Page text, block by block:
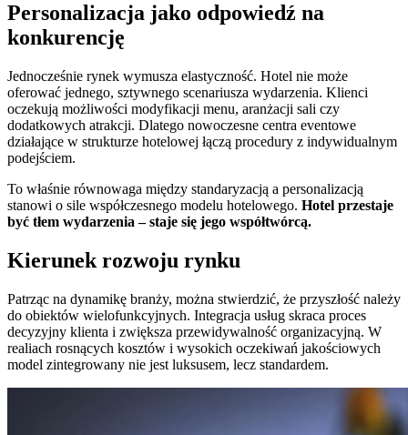
Personalizacja jako odpowiedź na
konkurencję
Jednocześnie rynek wymusza elastyczność. Hotel nie może
oferować jednego, sztywnego scenariusza wydarzenia. Klienci
oczekują możliwości modyfikacji menu, aranżacji sali czy
dodatkowych atrakcji. Dlatego nowoczesne centra eventowe
działające w strukturze hotelowej łączą procedury z indywidualnym
podejściem.
To właśnie równowaga między standaryzacją a personalizacją
stanowi o sile współczesnego modelu hotelowego. Hotel przestaje
być tłem wydarzenia – staje się jego współtwórcą.
Kierunek rozwoju rynku
Patrząc na dynamikę branży, można stwierdzić, że przyszłość należy
do obiektów wielofunkcyjnych. Integracja usług skraca proces
decyzyjny klienta i zwiększa przewidywalność organizacyjną. W
realiach rosnących kosztów i wysokich oczekiwań jakościowych
model zintegrowany nie jest luksusem, lecz standardem.